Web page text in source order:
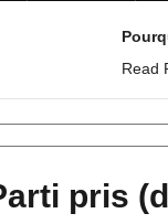
Read
:
pris